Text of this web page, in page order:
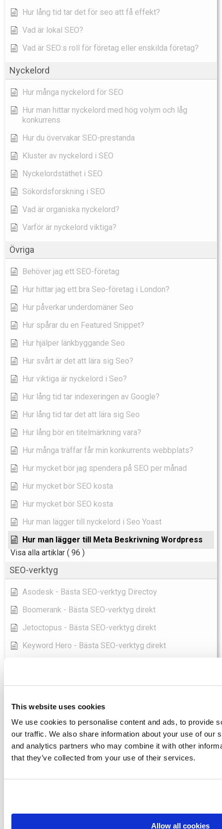
This website uses cookies
We use cookies to personalise content and ads, to provide
our traffic. We also share information about your use of our
and analytics partners who may combine it with other
that they’ve collected from your use of their services.
Allow all cookies
Hur lång tid tar det för seo att få effekt?
Vad är lokal SEO?
Vad är SEO:s roll för företag eller enskilda företag?
Nyckelord
Hur många nyckelord för SEO
Hur man hittar nyckelord med hög volym och låg
konkurrens
Hur du övervakar SEO-prestanda
Kluster av nyckelord i SEO
Nyckelordstäthet i SEO
Sökordsforskning i SEO
Vad är organiska nyckelord?
Varför är nyckelord viktiga?
Övriga
Behöver jag ett SEO-företag
Hur hittar jag ett bra Seo-företag i London?
Hur påverkar underdomäner Seo
Hur spårar du en Featured Snippet?
Hur hjälper länkbyggande Seo
Hur svårt är det att lära sig Seo?
Hur viktiga är nyckelord i Seo?
Hur lång tid tar indexeringen av Google?
Hur lång tid tar det att lära sig Seo
Hur lång bör en titelmärkning vara?
Hur många träffar får min konkurrents webbplats?
Hur mycket bör jag spendera på SEO per månad
Hur mycket bör SEO kosta
Hur mycket bör SEO kosta
Hur man lägger till nyckelord i Seo Yoast
Hur man lägger till Meta Beskrivning Wordpress
Visa alla artiklar ( 96 )
SEO-verktyg
Asodesk - Bästa SEO-verktyg Directoy
Boomerank - Bästa SEO-verktyg direkt
Jetoctopus - Bästa SEO-verktyg direkt
Keyword Hero - Bästa SEO-verktyg direkt
Pulno - Bästa SEO-verktyg Directoy
Ranktools - Bästa SEO-verktyg direkt
Redirection Io - Bästa SEO-verktyg Directoy